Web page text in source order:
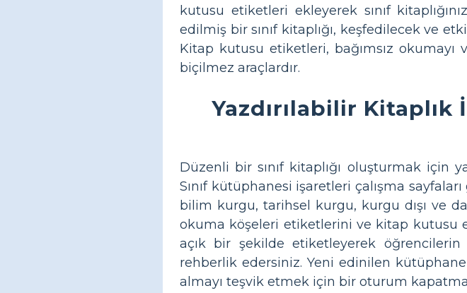
kutusu etiketleri ekleyerek sınıf
edilmiş bir sınıf kitaplığı, keşfedilecek ve
Kitap kutusu etiketleri, bağımsız
biçilmez araçlardır.
Yazdırılabilir
Düzenli bir sınıf kitaplığı oluşturmak için
Sınıf kütüphanesi işaretleri çalışma
bilim kurgu, tarihsel kurgu, kurgu dışı ve
okuma köşeleri etiketlerini ve kitap kutusu
açık bir şekilde etiketleyerek
rehberlik edersiniz. Yeni edinilen
almayı teşvik etmek için bir oturum